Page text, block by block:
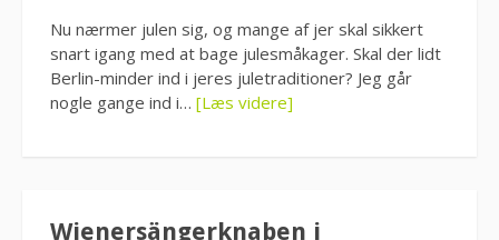
Nu nærmer julen sig, og mange af jer skal sikkert
snart igang med at bage julesmåkager. Skal der lidt
Berlin-minder ind i jeres juletraditioner? Jeg går
nogle gange ind i… [Læs videre]
Wienersängerknaben i